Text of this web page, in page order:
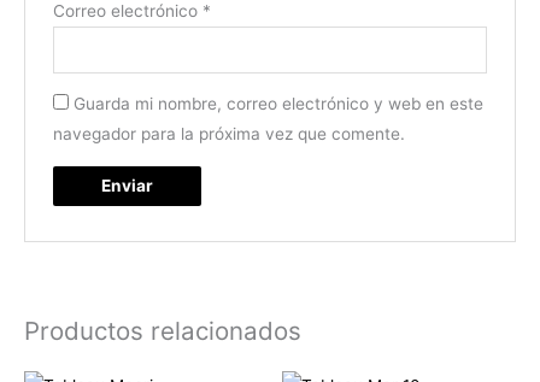
Correo electrónico *
Guarda mi nombre, correo electrónico y web en este
navegador para la próxima vez que comente.
Productos relacionados